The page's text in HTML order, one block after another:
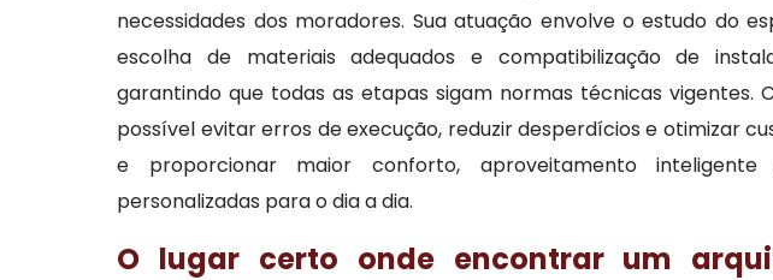
necessidades dos moradores. Sua atuação envolve o estudo do
escolha de materiais adequados e compatibilização de
garantindo que todas as etapas sigam normas técnicas vigentes.
possível evitar erros de execução, reduzir desperdícios e otimizar
e proporcionar maior conforto, aproveitamento
personalizadas para o dia a dia.
O lugar certo onde encontrar um